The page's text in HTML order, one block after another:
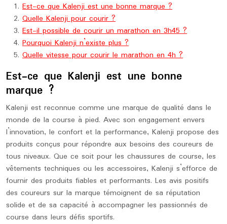
Est-ce que Kalenji est une bonne marque ?
Quelle Kalenji pour courir ?
Est-il possible de courir un marathon en 3h45 ?
Pourquoi Kalenji n’existe plus ?
Quelle vitesse pour courir le marathon en 4h ?
Est-ce que Kalenji est une bonne
marque ?
Kalenji est reconnue comme une marque de qualité dans le
monde de la course à pied. Avec son engagement envers
l’innovation, le confort et la performance, Kalenji propose des
produits conçus pour répondre aux besoins des coureurs de
tous niveaux. Que ce soit pour les chaussures de course, les
vêtements techniques ou les accessoires, Kalenji s’efforce de
fournir des produits fiables et performants. Les avis positifs
des coureurs sur la marque témoignent de sa réputation
solide et de sa capacité à accompagner les passionnés de
course dans leurs défis sportifs.